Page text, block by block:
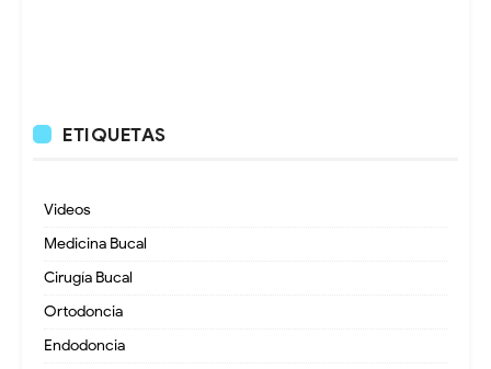
ETIQUETAS
Videos
Medicina Bucal
Cirugía Bucal
Ortodoncia
Endodoncia